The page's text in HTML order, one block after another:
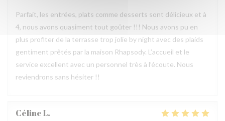
Parfait, les entrées, plats comme desserts sont délicieux et à
4, nous avons quasiment tout goûter !!! Nous avons pu en
plus profiter de la terrasse trop jolie by night avec des plaids
gentiment prêtés par la maison Rhapsody. L’accueil et le
service excellent avec un personnel très à l’écoute. Nous
reviendrons sans hésiter !!
CélineL